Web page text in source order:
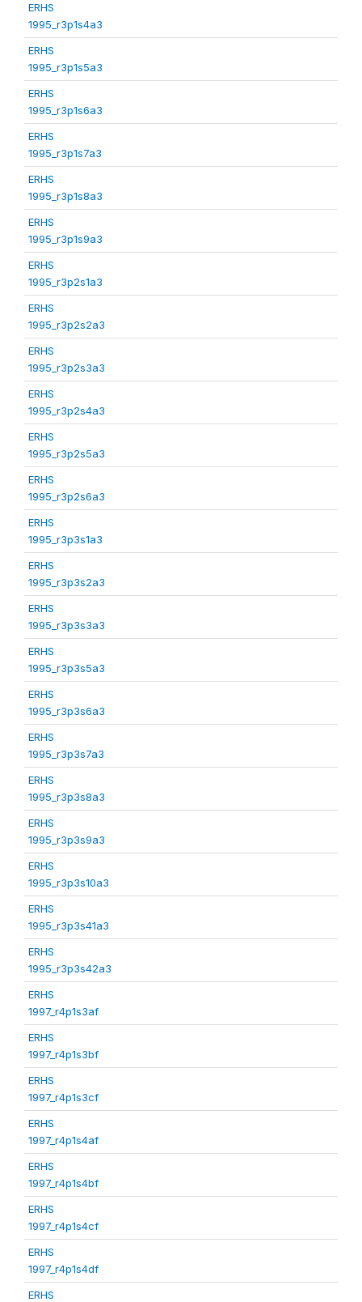
ERHS
1995_r3p1s4a3
ERHS
1995_r3p1s5a3
ERHS
1995_r3p1s6a3
ERHS
1995_r3p1s7a3
ERHS
1995_r3p1s8a3
ERHS
1995_r3p1s9a3
ERHS
1995_r3p2s1a3
ERHS
1995_r3p2s2a3
ERHS
1995_r3p2s3a3
ERHS
1995_r3p2s4a3
ERHS
1995_r3p2s5a3
ERHS
1995_r3p2s6a3
ERHS
1995_r3p3s1a3
ERHS
1995_r3p3s2a3
ERHS
1995_r3p3s3a3
ERHS
1995_r3p3s5a3
ERHS
1995_r3p3s6a3
ERHS
1995_r3p3s7a3
ERHS
1995_r3p3s8a3
ERHS
1995_r3p3s9a3
ERHS
1995_r3p3s10a3
ERHS
1995_r3p3s41a3
ERHS
1995_r3p3s42a3
ERHS
1997_r4p1s3af
ERHS
1997_r4p1s3bf
ERHS
1997_r4p1s3cf
ERHS
1997_r4p1s4af
ERHS
1997_r4p1s4bf
ERHS
1997_r4p1s4cf
ERHS
1997_r4p1s4df
ERHS